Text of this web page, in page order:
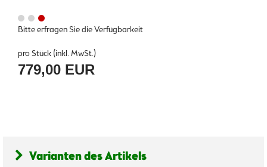
Bitte erfragen Sie die Verfügbarkeit
pro Stück (inkl. MwSt.)
779,00 EUR
Varianten des Artikels